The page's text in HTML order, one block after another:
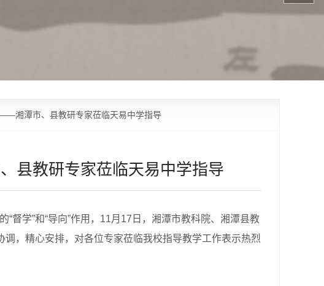
湘潭市、县教研专家莅临天易中学指导
县教研专家莅临天易中学指导
学”和“导向”作用，11月17日，湘潭市教科院、湘潭县教
，精心安排，对各位专家莅临我校指导教学工作表示热烈